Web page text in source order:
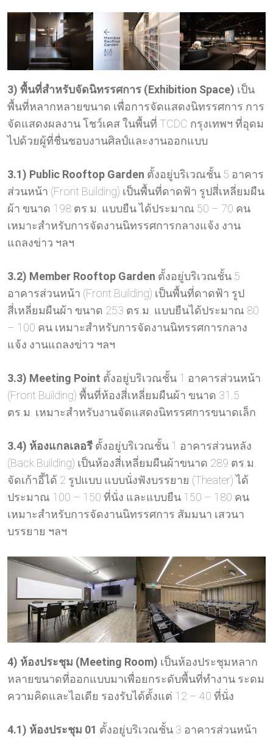
3) พื้นที่สำหรับจัดนิทรรศการ (Exhibition Space) เป็น
พื้นที่หลากหลายขนาด เพื่อการจัดแสดงนิทรรศการ การ
จัดแสดงผลงาน โชว์เคส ในพื้นที่ TCDC กรุงเทพฯ ที่อุดม
ไปด้วยผู้ที่ชื่นชอบงานศิลป์และงานออกแบบ
3.1) Public Rooftop Garden ตั้งอยู่บริเวณชั้น 5 อาคาร
ส่วนหน้า (Front Building) เป็นพื้นที่ดาดฟ้า รูปสี่เหลี่ยมผืน
ผ้า ขนาด 198 ตร.ม. แบบยืน ได้ประมาณ 50 – 70 คน
เหมาะสำหรับการจัดงานนิทรรศการกลางแจ้ง งาน
แถลงข่าว ฯลฯ
3.2) Member Rooftop Garden ตั้งอยู่บริเวณชั้น 5
อาคารส่วนหน้า (Front Building) เป็นพื้นที่ดาดฟ้า รูป
สี่เหลี่ยมผืนผ้า ขนาด 253 ตร.ม. แบบยืนได้ประมาณ 80
– 100 คน เหมาะสำหรับการจัดงานนิทรรศการกลาง
แจ้ง งานแถลงข่าว ฯลฯ
3.3) Meeting Point ตั้งอยู่บริเวณชั้น 1 อาคารส่วนหน้า
(Front Building) พื้นที่ห้องสี่เหลี่ยมผืนผ้า ขนาด 31.5
ตร.ม. เหมาะสำหรับงานจัดแสดงนิทรรศการขนาดเล็ก
3.4) ห้องแกลเลอรี ตั้งอยู่บริเวณชั้น 1 อาคารส่วนหลัง
(Back Building) เป็นห้องสี่เหลี่ยมผืนผ้าขนาด 289 ตร.ม.
จัดเก้าอี้ได้ 2 รูปแบบ แบบนั่งฟังบรรยาย (Theater) ได้
ประมาณ 100 – 150 ที่นั่ง และแบบยืน 150 – 180 คน
เหมาะสำหรับการจัดงานนิทรรศการ สัมมนา เสวนา
บรรยาย ฯลฯ
4) ห้องประชุม (Meeting Room) เป็นห้องประชุมหลาก
หลายขนาดที่ออกแบบมาเพื่อยกระดับพื้นที่ทำงาน ระดม
ความคิดและไอเดีย รองรับได้ตั้งแต่ 12 – 40 ที่นั่ง
4.1) ห้องประชุม 01 ตั้งอยู่บริเวณชั้น 3 อาคารส่วนหน้า